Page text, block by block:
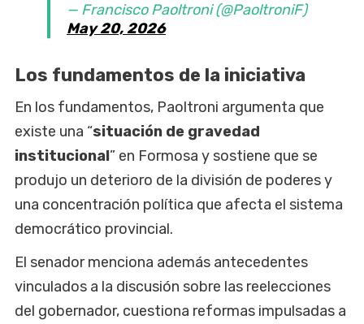
— Francisco Paoltroni (@PaoltroniF)
May 20, 2026
Los fundamentos de la iniciativa
En los fundamentos, Paoltroni argumenta que
existe una “situación de gravedad
institucional” en Formosa y sostiene que se
produjo un deterioro de la división de poderes y
una concentración política que afecta el sistema
democrático provincial.
El senador menciona además antecedentes
vinculados a la discusión sobre las reelecciones
del gobernador, cuestiona reformas impulsadas a